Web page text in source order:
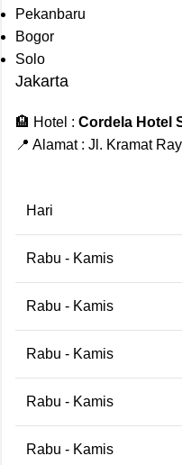
Pekanbaru
Bogor
Solo
Jakarta
🏨 Hotel : Cordela Hotel
📍 Alamat : Jl. Kramat
Hari
Rabu - Kamis
Rabu - Kamis
Rabu - Kamis
Rabu - Kamis
Rabu - Kamis